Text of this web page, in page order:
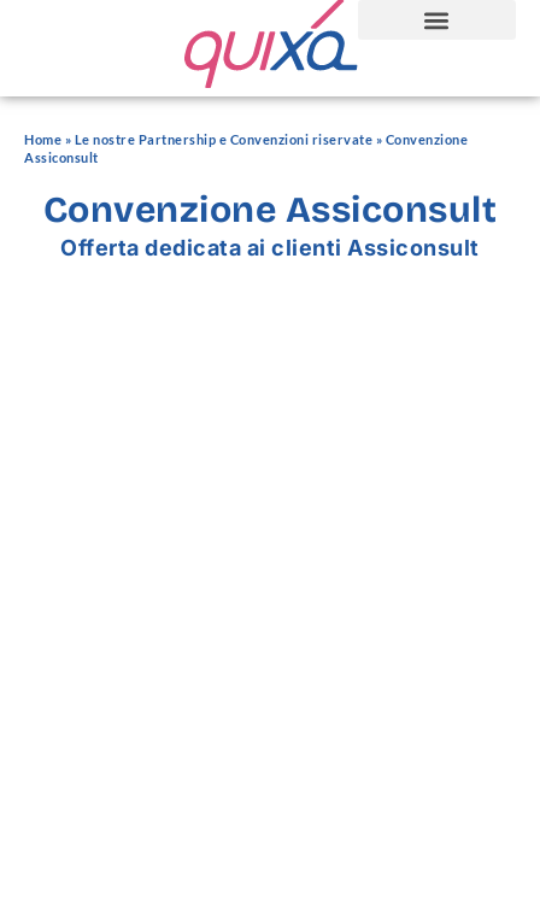
Home » Le nostre Partnership e Convenzioni riservate » Convenzione
Assiconsult
Convenzione Assiconsult
Offerta dedicata ai clienti Assiconsult